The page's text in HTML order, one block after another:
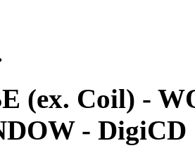
(ex. Coil) -
- DigiCD